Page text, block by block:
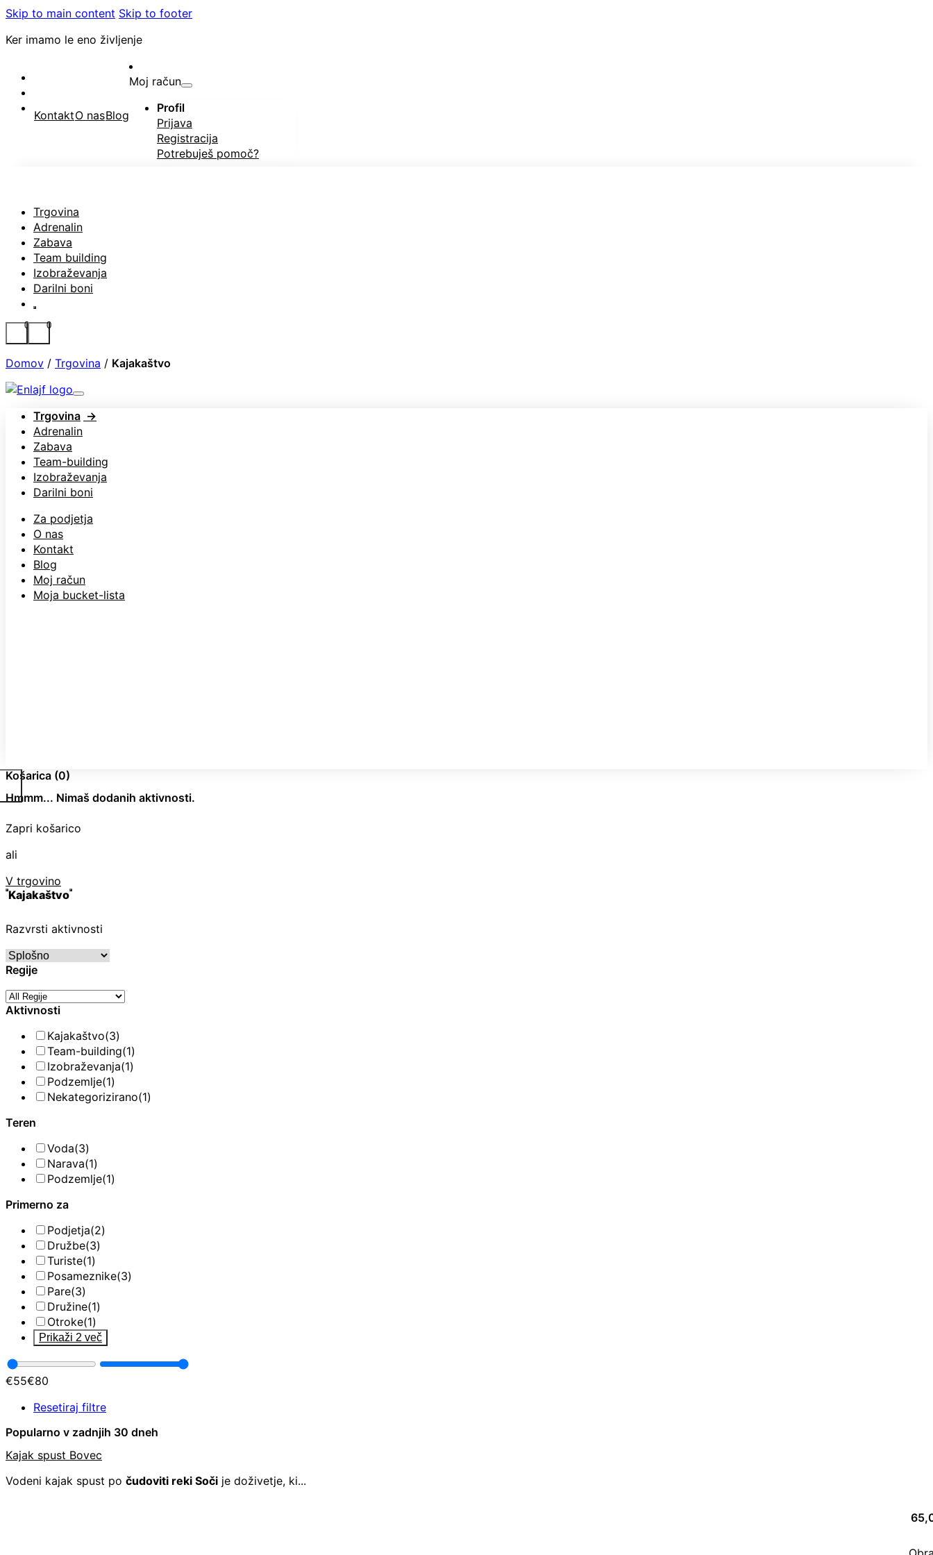
Skip to main content Skip to footer
Ker imamo le eno življenje
KontaktO nasBlog
Moj račun
Profil
Prijava
Registracija
Potrebuješ pomoč?
Trgovina
Adrenalin
Zabava
Team building
Izobraževanja
Darilni boni
0 0
Domov / Trgovina / Kajakaštvo
Trgovina
Adrenalin
Zabava
Team-building
Izobraževanja
Darilni boni
Za podjetja
O nas
Kontakt
Blog
Moj račun
Moja bucket-lista
Košarica (0)
Hmmm... Nimaš dodanih aktivnosti.
Zapri košarico
ali
V trgovino
Kajakaštvo
Razvrsti aktivnosti
Regije
Aktivnosti
Kajakaštvo(3)
Team-building(1)
Izobraževanja(1)
Podzemlje(1)
Nekategorizirano(1)
Teren
Voda(3)
Narava(1)
Podzemlje(1)
Primerno za
Podjetja(2)
Družbe(3)
Turiste(1)
Posameznike(3)
Pare(3)
Družine(1)
Otroke(1)
Prikaži 2 več
€55€80
Resetiraj filtre
Popularno v zadnjih 30 dneh
Kajak spust Bovec
Vodeni kajak spust po čudoviti reki Soči je doživetje, ki...